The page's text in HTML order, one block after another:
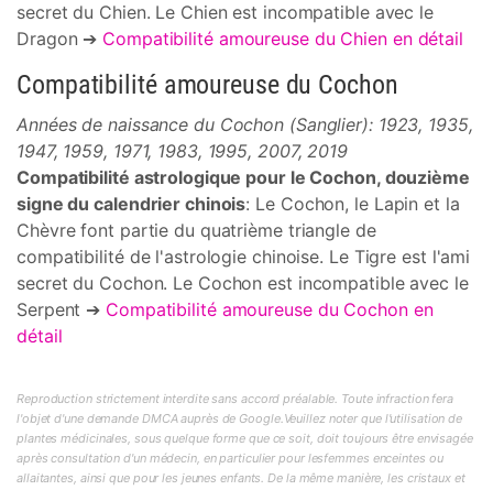
secret du Chien. Le Chien est incompatible avec le
Dragon ➔ Compatibilité amoureuse du Chien en détail
Compatibilité amoureuse du Cochon
Années de naissance du Cochon (Sanglier): 1923, 1935,
1947, 1959, 1971, 1983, 1995, 2007, 2019
Compatibilité astrologique pour le Cochon, douzième
signe du calendrier chinois: Le Cochon, le Lapin et la
Chèvre font partie du quatrième triangle de
compatibilité de l'astrologie chinoise. Le Tigre est l'ami
secret du Cochon. Le Cochon est incompatible avec le
Serpent ➔ Compatibilité amoureuse du Cochon en
détail
Reproduction strictement interdite sans accord préalable. Toute infraction fera
l'objet d'une demande DMCA auprès de Google.Veuillez noter que l'utilisation de
plantes médicinales, sous quelque forme que ce soit, doit toujours être envisagée
après consultation d'un médecin, en particulier pour lesfemmes enceintes ou
allaitantes, ainsi que pour les jeunes enfants. De la même manière, les cristaux et